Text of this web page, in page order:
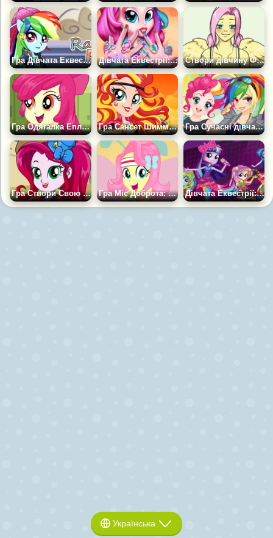
Гра Дівчата Еквестрії: Рейнбоу Деш Поні Дівчата Еквестрії: Манікюр Пінкі Пай Створи дівчину Флатершай
Гра Одягалка Епл Блум Гра Сансет Шиммер Мотокрос Стиль Гра Сучасні дівчата Еквестрії
Гра Створи Свою Дівчину Еквестрії Гра Міс Доброта: Флаттершай Дівчата Еквестрії: Битва Ансамблів
Українська